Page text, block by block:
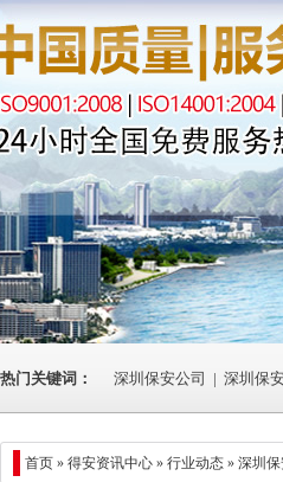
热门关键词： 深圳保安公司 | 深圳保
首页 » 得安资讯中心 » 行业动态 » 深圳